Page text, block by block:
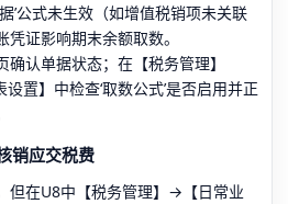
’公式未生效（如增值税销项未关联
证影响期末余额取数。
认单据状态；在【税务管理】
置】中检查‘取数公式’是否启用并正
销应交税费
但在U8中【税务管理】→【日常业